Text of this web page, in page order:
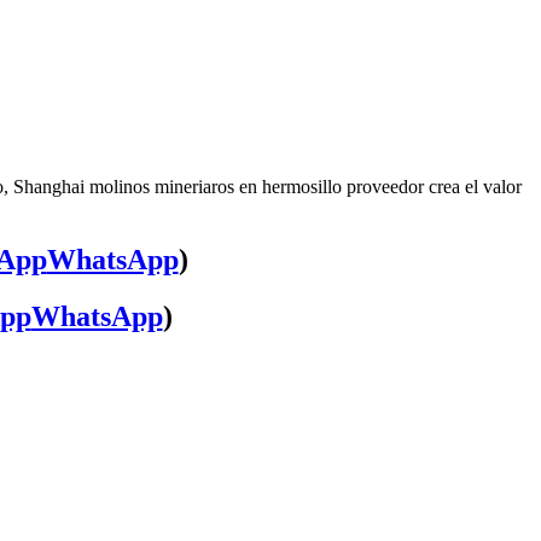
molinos mineriaros en hermosillo proveedor crea el valor
WhatsApp)
WhatsApp)